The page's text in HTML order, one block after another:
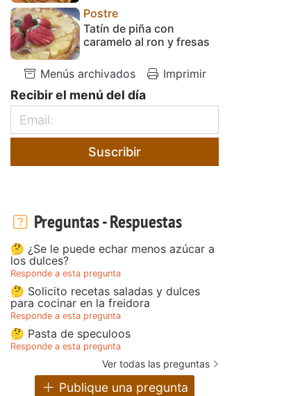
Postre
Tatín de piña con
caramelo al ron y fresas
Menús archivados Imprimir
Recibir el menú del día
Suscribir
Preguntas - Respuestas
🤔 ¿Se le puede echar menos azúcar a
los dulces?
Responde a esta pregunta
🤔 Solicito recetas saladas y dulces
para cocinar en la freidora
Responde a esta pregunta
🤔 Pasta de speculoos
Responde a esta pregunta
Ver todas las preguntas
Publique una pregunta